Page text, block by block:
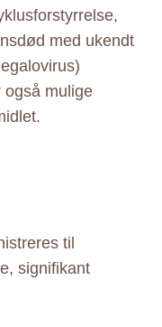
med ukendt
også mulige
til
signifikant